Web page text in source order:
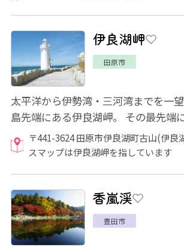
伊良湖岬
田原市
太平洋から伊勢湾・三河湾までを一
島先端にある伊良湖岬。 その最先端
は、伊良湖岬のシンボル。三島由紀
〒441-3624 田原市伊良湖町古山(伊
スマップは伊良湖岬を指しています
香嵐渓
豊田市